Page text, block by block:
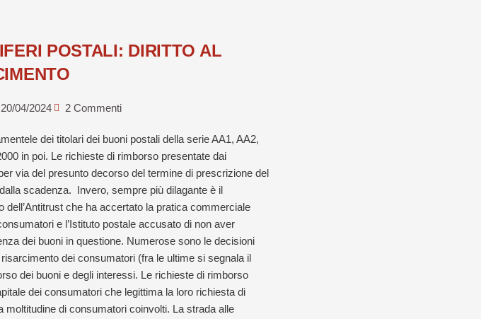
POSTALI: DIRITTO AL
20/04/2024 2 Commenti
dei titolari dei buoni postali della serie AA1, AA2,
in poi. Le richieste di rimborso presentate dai
via del presunto decorso del termine di prescrizione del
scadenza. Invero, sempre più dilagante è il
che ha accertato la pratica commerciale
e l’Istituto postale accusato di non aver
dei buoni in questione. Numerose sono le decisioni
dei consumatori (fra le ultime si segnala il
dei buoni e degli interessi. Le richieste di rimborso
dei consumatori che legittima la loro richiesta di
di consumatori coinvolti. La strada alle